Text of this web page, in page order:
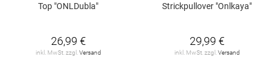
Top "ONLDubla"
26,99 €
inkl. MwSt. zzgl. Versand
Strickpullover "Onlkaya"
29,99 €
inkl. MwSt. zzgl. Versand